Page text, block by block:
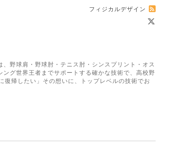
フィジカルデザイン
野球肩・野球肘・テニス肘・シンスプリント・オス
グ世界王者までサポートする確かな技術で、高校野
帰したい」その想いに、トップレベルの技術でお